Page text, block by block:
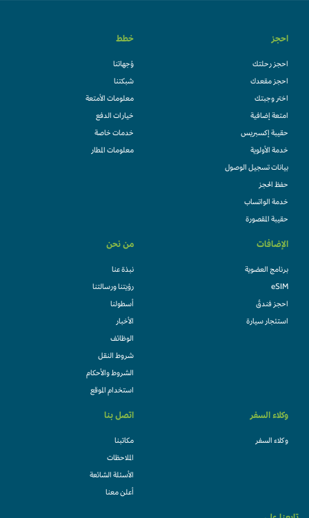
احجز
احجز رحلتك
احجز مقعدك
اختر وجبتك
امتعة إضافية
حقيبة إكسبريس
خدمة الأولوية
بيانات تسجيل الوصول
حفظ الحجز
خدمة الواتساب
حقيبة المقصورة
خطط
وُجهاتنا
شبكتنا
معلومات الأمتعة
خيارات الدفع
خدمات خاصة
معلومات المطار
الإضافات
برنامج العضوية
eSIM
احجز فندقً
استئجار سيارة
من نحن
نبذة عنا
رؤيتنا ورسالتنا
أسطولنا
الأخبار
الوظائف
شروط النقل
الشروط والأحكام
استخدام الموقع
وكلاء السفر
وكلاء السفر
اتصل بنا
مكاتبنا
الملاحظات
الأسئلة الشائعة
أعلن معنا